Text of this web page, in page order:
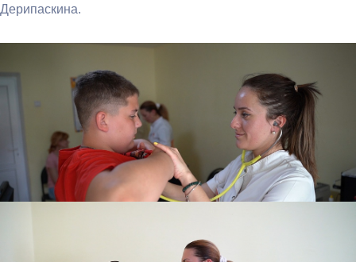
Дерипаскина.